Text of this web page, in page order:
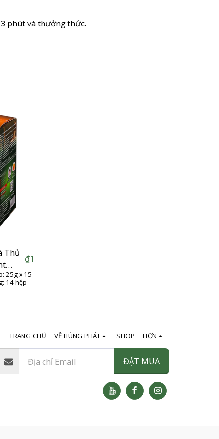
phút và thưởng thức.
Thủ
₫1
25g x 15
14 hộp
TRANG CHỦ VỀ HÙNG PHÁT SHOP HƠN
ĐẶT MUA